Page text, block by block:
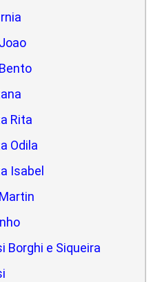
Rita
Odila
Isabel
Borghi e Siqueira